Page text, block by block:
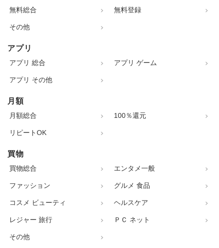
無料総合 無料登録
その他
アプリ
アプリ 総合 アプリ ゲーム
アプリ その他
月額
月額総合 100％還元
リピートOK
買物
買物総合 エンタメ一般
ファッション グルメ 食品
コスメ ビューティ ヘルスケア
レジャー 旅行 ＰＣ ネット
その他